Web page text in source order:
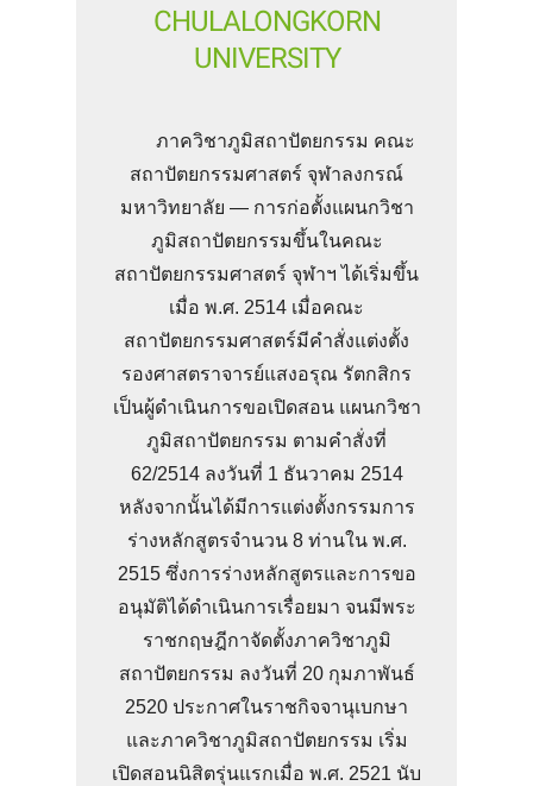
CHULALONGKORN
UNIVERSITY
ภาควิชาภูมิสถาปัตยกรรม คณะ
สถาปัตยกรรมศาสตร์ จุฬาลงกรณ์
มหาวิทยาลัย — การก่อตั้งแผนกวิชา
ภูมิสถาปัตยกรรมขึ้นในคณะ
สถาปัตยกรรมศาสตร์ จุฬาฯ ได้เริ่มขึ้น
เมื่อ พ.ศ. 2514 เมื่อคณะ
สถาปัตยกรรมศาสตร์มีคำสั่งแต่งตั้ง
รองศาสตราจารย์แสงอรุณ รัตกสิกร
เป็นผู้ดำเนินการขอเปิดสอน แผนกวิชา
ภูมิสถาปัตยกรรม ตามคำสั่งที่
62/2514 ลงวันที่ 1 ธันวาคม 2514
หลังจากนั้นได้มีการแต่งตั้งกรรมการ
ร่างหลักสูตรจำนวน 8 ท่านใน พ.ศ.
2515 ซึ่งการร่างหลักสูตรและการขอ
อนุมัติได้ดำเนินการเรื่อยมา จนมีพระ
ราชกฤษฎีกาจัดตั้งภาควิชาภูมิ
สถาปัตยกรรม ลงวันที่ 20 กุมภาพันธ์
2520 ประกาศในราชกิจจานุเบกษา
และภาควิชาภูมิสถาปัตยกรรม เริ่ม
เปิดสอนนิสิตรุ่นแรกเมื่อ พ.ศ. 2521 นับ